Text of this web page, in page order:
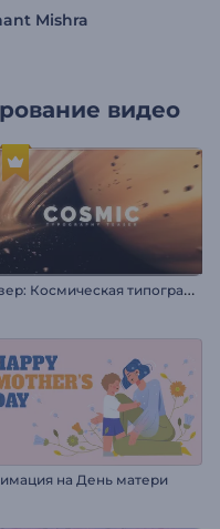
Mishra
видео
Т
изер: Космическая типографика
на День матери